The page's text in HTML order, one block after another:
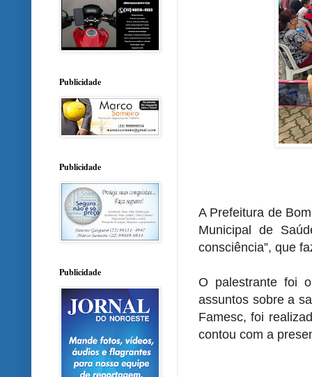
A Prefeitura de
Municipal de
consciência”, que
O palestrante foi
assuntos sobre a
Famesc, foi
contou com a
Publicidade
Publicidade
Publicidade